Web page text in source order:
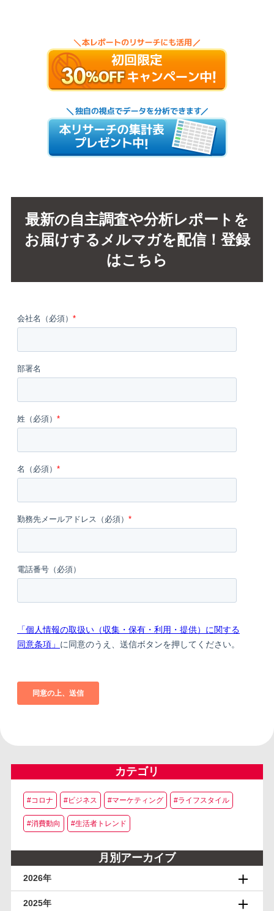
最新の自主調査や分析レポートを
お届けするメルマガを配信！登録
はこちら
カテゴリ
#コロナ #ビジネス #マーケティング #ライフスタイル
#消費動向 #生活者トレンド
月別アーカイブ
2026年
2025年